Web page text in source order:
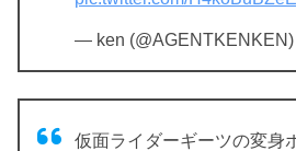
— ken (@AGENTKENKEN)
仮面ライダーギーツの変身